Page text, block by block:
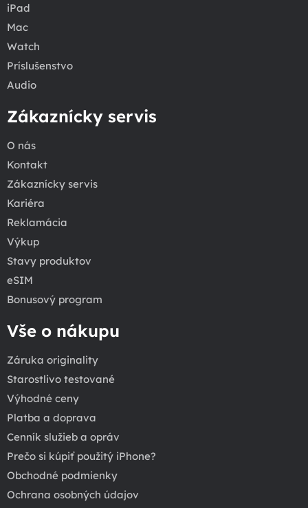
iPad
Mac
Watch
Príslušenstvo
Audio
Zákaznícky servis
O nás
Kontakt
Zákaznícky servis
Kariéra
Reklamácia
Výkup
Stavy produktov
eSIM
Bonusový program
Vše o nákupu
Záruka originality
Starostlivo testované
Výhodné ceny
Platba a doprava
Cenník služieb a opráv
Prečo si kúpiť použitý iPhone?
Obchodné podmienky
Ochrana osobných údajov